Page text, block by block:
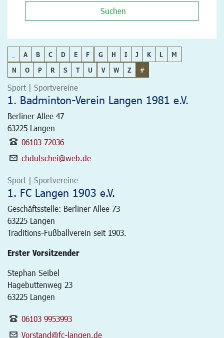
Suchen
A B C D E F G H I J K L
M
N
O P R S T U V W Z #
Sport | Sportvereine
1. Badminton-Verein Langen 1981 e.V.
Berliner Allee 47
63225 Langen
06103 72036
chdutschei@web.de
Sport | Sportvereine
1. FC Langen 1903 e.V.
Geschäftsstelle: Berliner Allee 73
63225 Langen
Traditions-Fußballverein seit 1903.
Erster Vorsitzender
Stephan Seibel
Hagebuttenweg 23
63225 Langen
06103 9953993
Vorstand@fc-langen.de